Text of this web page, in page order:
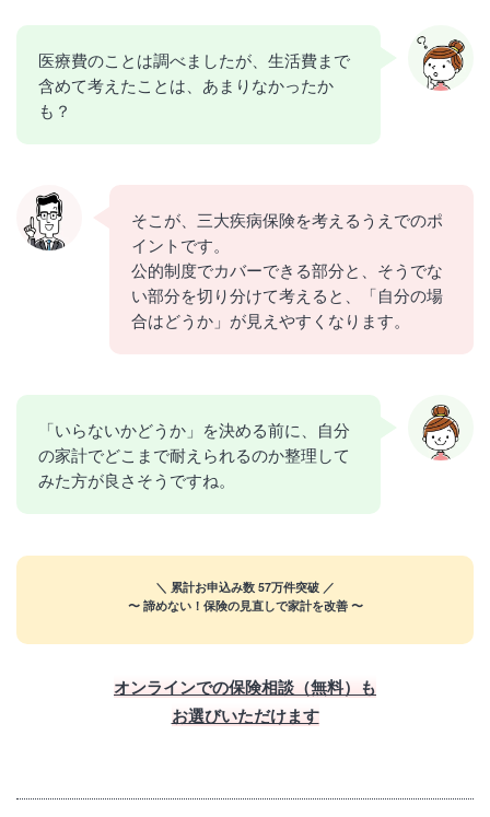
医療費のことは調べましたが、生活費まで
含めて考えたことは、あまりなかったか
も？
そこが、三大疾病保険を考えるうえでのポ
イントです。
公的制度でカバーできる部分と、そうでな
い部分を切り分けて考えると、「自分の場
合はどうか」が見えやすくなります。
「いらないかどうか」を決める前に、自分
の家計でどこまで耐えられるのか整理して
みた方が良さそうですね。
＼ 累計お申込み数 57万件突破 ／
〜 諦めない！保険の見直しで家計を改善 〜
プロ
オンラインでの保険相談（無料）も
お選びいただけます